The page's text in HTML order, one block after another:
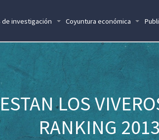
de investigación Coyuntura económica
LOS
RANKING